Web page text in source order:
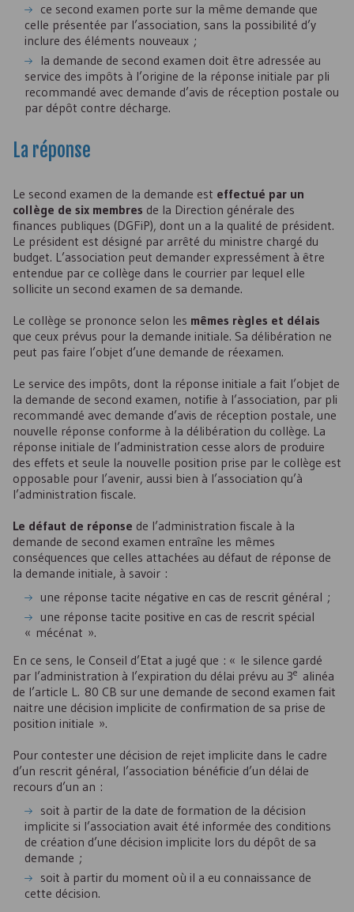
ce second examen porte sur la même demande que
celle présentée par l’association, sans la possibilité d’y
inclure des éléments nouveaux ;
la demande de second examen doit être adressée au
service des impôts à l’origine de la réponse initiale par pli
recommandé avec demande d’avis de réception postale ou
par dépôt contre décharge.
La réponse
Le second examen de la demande est effectué par un
collège de six membres de la Direction générale des
finances publiques (DGFiP), dont un a la qualité de président.
Le président est désigné par arrêté du ministre chargé du
budget. L’association peut demander expressément à être
entendue par ce collège dans le courrier par lequel elle
sollicite un second examen de sa demande.
Le collège se prononce selon les mêmes règles et délais
que ceux prévus pour la demande initiale. Sa délibération ne
peut pas faire l’objet d’une demande de réexamen.
Le service des impôts, dont la réponse initiale a fait l’objet de
la demande de second examen, notifie à l’association, par pli
recommandé avec demande d’avis de réception postale, une
nouvelle réponse conforme à la délibération du collège. La
réponse initiale de l’administration cesse alors de produire
des effets et seule la nouvelle position prise par le collège est
opposable pour l’avenir, aussi bien à l’association qu’à
l’administration fiscale.
Le défaut de réponse de l’administration fiscale à la
demande de second examen entraîne les mêmes
conséquences que celles attachées au défaut de réponse de
la demande initiale, à savoir :
une réponse tacite négative en cas de rescrit général ;
une réponse tacite positive en cas de rescrit spécial
« mécénat ».
En ce sens, le Conseil d’Etat a jugé que : « le silence gardé
par l’administration à l’expiration du délai prévu au 3e alinéa
de l’article L. 80 CB sur une demande de second examen fait
naitre une décision implicite de confirmation de sa prise de
position initiale ».
Pour contester une décision de rejet implicite dans le cadre
d’un rescrit général, l’association bénéficie d’un délai de
recours d’un an :
soit à partir de la date de formation de la décision
implicite si l’association avait été informée des conditions
de création d’une décision implicite lors du dépôt de sa
demande ;
soit à partir du moment où il a eu connaissance de
cette décision.